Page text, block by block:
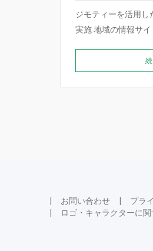
ジモティーを活用し
実施 地域の情報サ
お問い合わせ
プラ
ロゴ・キャラクターに